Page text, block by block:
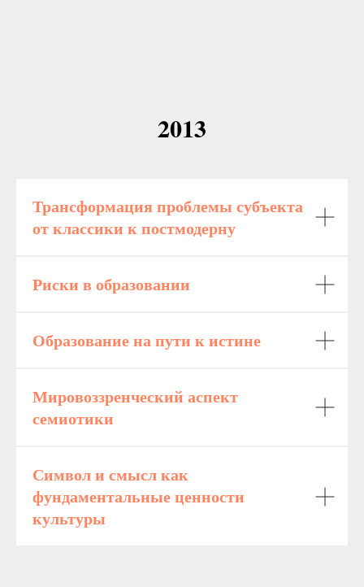
2013
Трансформация проблемы субъекта
от классики к постмодерну
Риски в образовании
Образование на пути к истине
Мировоззренческий аспект
семиотики
Символ и смысл как
фундаментальные ценности
культуры